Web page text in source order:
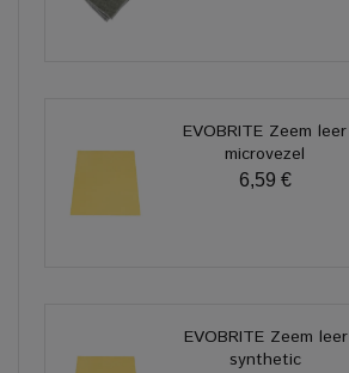
EVOBRITE Zeem leer
microvezel
6,59 €
EVOBRITE Zeem leer
synthetic